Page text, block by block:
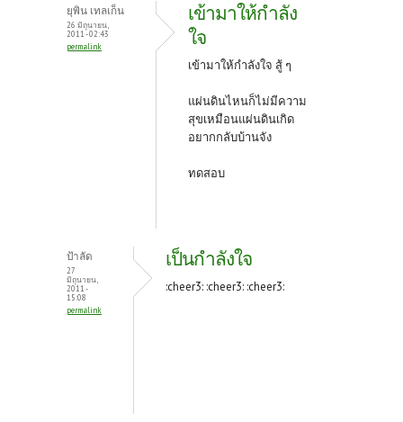
ยุพิน เทลเก็น
26 มิถุนายน,
2011 - 02:43
permalink
เข้ามาให้กำลัง
ใจ
เข้ามาให้กำลังใจ สู้ ๆ
แผ่นดินไหนก็ไม่มีความ
สุขเหมือนแผ่นดินเกิด
อยากกลับบ้านจัง
ทดสอบ
ป้าลัด
27
มิถุนายน,
2011 -
15:08
permalink
เป็นกำลังใจ
:cheer3: :cheer3: :cheer3: